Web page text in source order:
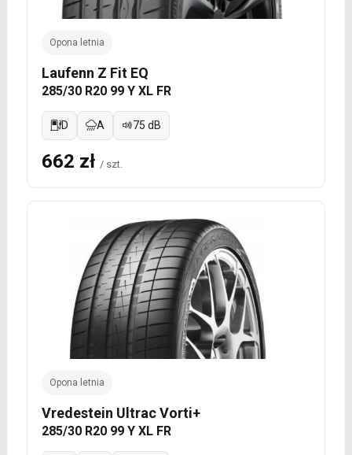
Opona letnia
Laufenn Z Fit EQ
285/30 R20 99 Y XL FR
D A 75 dB
662 zł / szt.
Opona letnia
Vredestein Ultrac Vorti+
285/30 R20 99 Y XL FR